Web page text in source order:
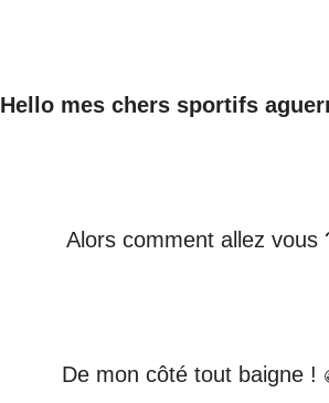
Hello mes chers sportifs
Alors comment allez vous
De mon côté tout baigne !